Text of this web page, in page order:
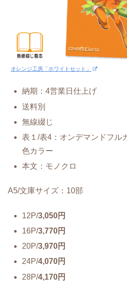
オレンジ工房「ホワイトセット」
納期：4営業日仕上げ
送料別
無線綴じ
表１/表4：オンデマンドフル
色カラー
本文：モノクロ
A5/文庫サイズ：10部
12P/3,050円
16P/3,770円
20P/3,970円
24P/4,070円
28P/4,170円